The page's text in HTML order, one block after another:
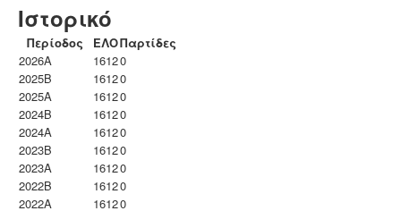
Ιστορικό
Περίοδος ΕΛΟΠαρτίδες
2026A
16120
2025B
16120
2025A
16120
2024B
16120
2024A
16120
2023B
16120
2023Α
16120
2022B
16120
2022A
16120